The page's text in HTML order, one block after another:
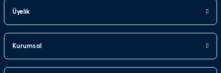
Üyelik
Kurumsal